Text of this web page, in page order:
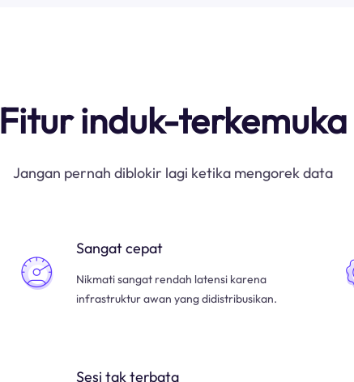
Fitur induk-terkemuka
Jangan pernah diblokir lagi ketika mengorek data
Sangat cepat
Nikmati sangat rendah latensi karena
infrastruktur awan yang didistribusikan.
Sesi tak terbata